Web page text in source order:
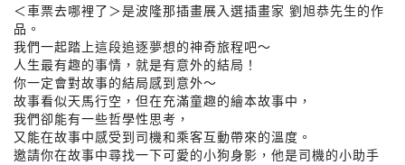
＜車票去哪裡了＞是波隆那插畫展入選插畫家 劉旭恭先生的作
品。
我們一起踏上這段追逐夢想的神奇旅程吧～
人生最有趣的事情，就是有意外的結局！
你一定會對故事的結局感到意外～
故事看似天馬行空，但在充滿童趣的繪本故事中，
我們卻能有一些哲學性思考，
又能在故事中感受到司機和乘客互動帶來的溫度。
邀請你在故事中尋找一下可愛的小狗身影，他是司機的小助手